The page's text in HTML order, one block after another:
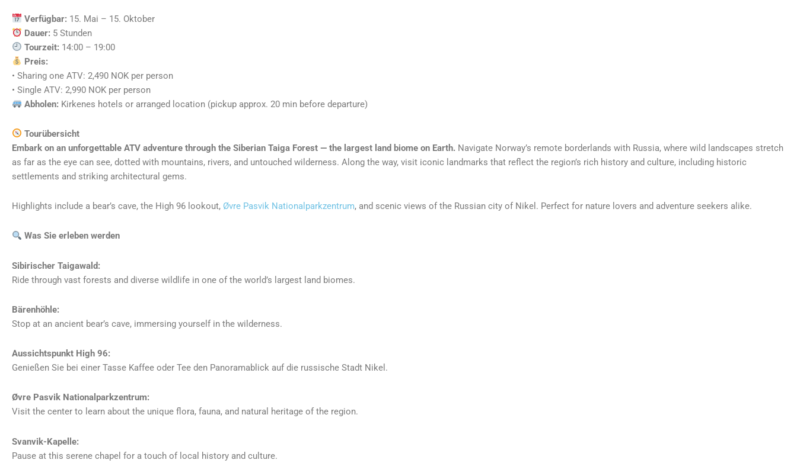
Verfügbar: 15. Mai – 15. Oktober
Dauer: 5 Stunden
Tourzeit: 14:00 – 19:00
Preis:
• Sharing one ATV: 2,490 NOK per person
• Single ATV: 2,990 NOK per person
Abholen: Kirkenes hotels or arranged location (pickup approx. 20 min before departure)
Tourübersicht
Embark on an unforgettable ATV adventure through the Siberian Taiga Forest — the largest land biome on Earth. Navigate Norway’s remote borderlands with Russia, where wild landscapes stretch
as far as the eye can see, dotted with mountains, rivers, and untouched wilderness. Along the way, visit iconic landmarks that reflect the region’s rich history and culture, including historic
settlements and striking architectural gems.
Highlights include a bear’s cave, the High 96 lookout, Øvre Pasvik Nationalparkzentrum, and scenic views of the Russian city of Nikel. Perfect for nature lovers and adventure seekers alike.
Was Sie erleben werden
Sibirischer Taigawald:
Ride through vast forests and diverse wildlife in one of the world’s largest land biomes.
Bärenhöhle:
Stop at an ancient bear’s cave, immersing yourself in the wilderness.
Aussichtspunkt High 96:
Genießen Sie bei einer Tasse Kaffee oder Tee den Panoramablick auf die russische Stadt Nikel.
Øvre Pasvik Nationalparkzentrum:
Visit the center to learn about the unique flora, fauna, and natural heritage of the region.
Svanvik-Kapelle:
Pause at this serene chapel for a touch of local history and culture.